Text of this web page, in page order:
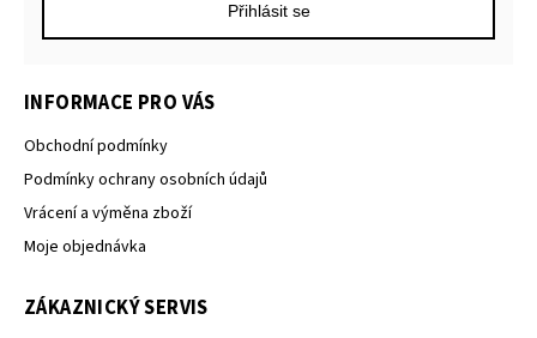
Přihlásit se
INFORMACE PRO VÁS
Obchodní podmínky
Podmínky ochrany osobních údajů
Vrácení a výměna zboží
Moje objednávka
ZÁKAZNICKÝ SERVIS